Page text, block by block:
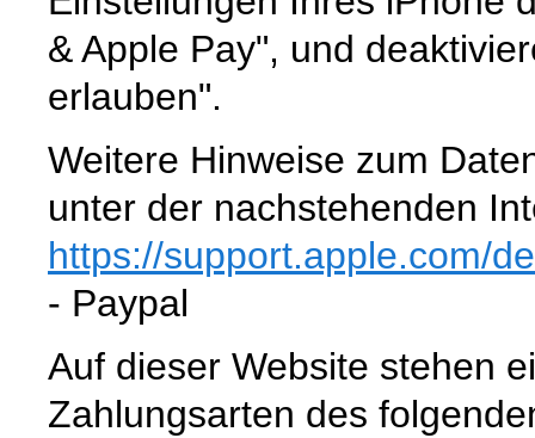
& Apple Pay", und
erlauben".
Weitere Hinweise zum
unter der nachstehenden
https://support.apple.com/
- Paypal
Auf dieser Website stehen
Zahlungsarten des